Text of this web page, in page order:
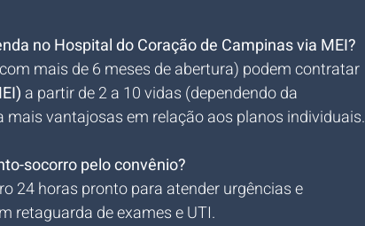
no Hospital do Coração de Campinas via MEI?
mais de 6 meses de abertura) podem contratar
a partir de 2 a 10 vidas (dependendo da
vantajosas em relação aos planos individuais.
socorro pelo convênio?
24 horas pronto para atender urgências e
retaguarda de exames e UTI.